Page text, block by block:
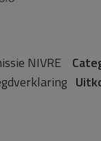
NIVRE